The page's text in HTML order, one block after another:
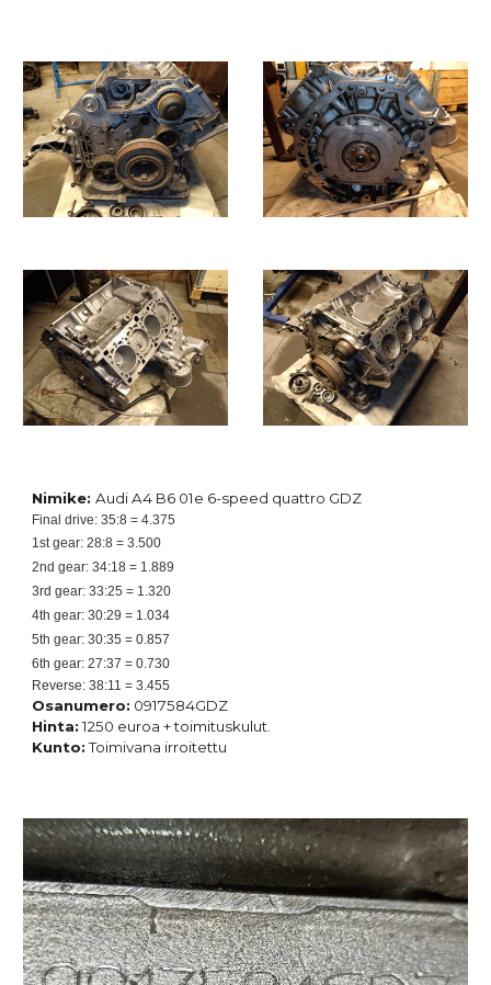
Nimike:Audi A4 B6 01e 6-speed quattro GDZ
Final drive: 35:8 = 4.375
1st gear: 28:8 = 3.500
2nd gear: 34:18 = 1.889
3rd gear: 33:25 = 1.320
4th gear: 30:29 = 1.034
5th gear: 30:35 = 0.857
6th gear: 27:37 = 0.730
Reverse: 38:11 = 3.455
Osanumero: 0917584GDZ
Hinta:1250 euroa + toimituskulut.
Kunto:Toimivana irroitettu